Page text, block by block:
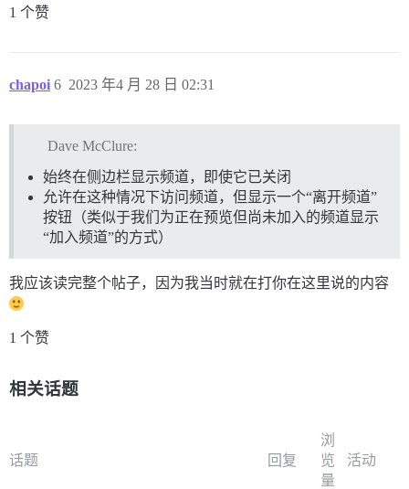
1 个赞
chapoi 2023 年4 月 28 日 02:31
6
Dave McClure:
始终在侧边栏显示频道，即使它已关闭
允许在这种情况下访问频道，但显示一个“离开频道”
按钮（类似于我们为正在预览但尚未加入的频道显示
“加入频道”的方式）
我应该读完整个帖子，因为我当时就在打你在这里说的内容
1 个赞
相关话题
话题 回复
浏
览
量
活动